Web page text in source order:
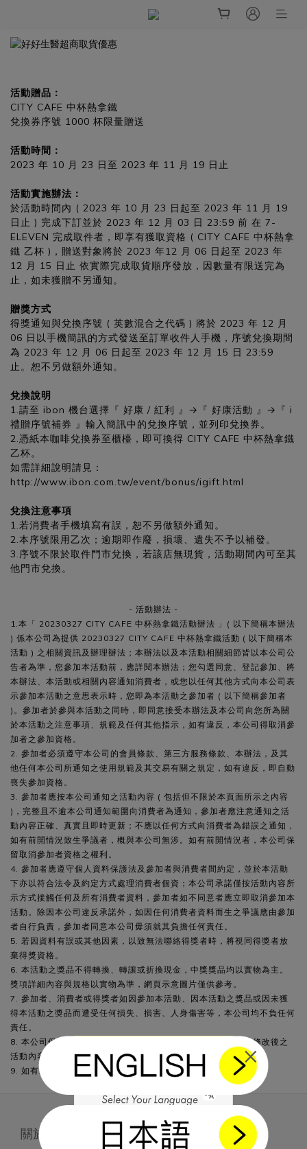
活動贈品：
CITY CAFE 中杯熱拿鐵
兌換券序號 1000 杯限量贈送
活動時間：
2023 年 10 月 23 日至 2023 年 11 月 19 日止
活動實施辦法：
於活動時間內 ( 2023 年 10 月 23 日起至 2023 年 11 月 19
日止 ) 完成下訂並於 2023 年 12 月 03 日 23:59 前 在 7-
ELEVEN 完成取件者，即享有獲取資格 ( CITY CAFE 中杯熱拿
鐵 乙杯 )，贈送對象將於 2023 年12 月 06 日起至 2023 年
12 月 15 日止 依實際完成取貨順序發放，因數量有限送完為
止，如未獲贈不另通知。
贈獎方式
得獎通知與兌換序號 ( 英數混合之代碼 ) 將於 2023 年 12 月
06 日以手機簡訊的方式發送至訂單收件人手機，序號兌換期間
為 2023 年 12 月 06 日起至 2023 年 12 月 15 日 23:59
止。恕不另做額外通知。
兌換說明
1.請至 ibon 機台選擇『 好康 / 紅利 』→『 好康活動 』→『 i
禮贈序號補券 』輸入簡訊中的兌換序號，並列印兌換券。
2.憑紙本咖啡兌換券至櫃檯，即可換得 CITY CAFE 中杯熱拿鐵
乙杯。
如需詳細說明請見：
http://www.ibon.com.tw/event/bonus/igift.html
兌換注意事項
1.若消費者手機填寫有誤，恕不另做額外通知。
2.本序號限用乙次；逾期即作廢，損壞、遺失不予以補發。
3.序號不限於取件門市兌換，若該店無現貨，活動期間內可至其
他門市兌換。
- 活動辦法 -
1.本「 20230327 CITY CAFE 中杯熱拿鐵活動辦法 」( 以下簡稱本辦法
) 係本公司為提供 20230327 CITY CAFE 中杯熱拿鐵活動 ( 以下簡稱本
活動 ) 之相關資訊及辦理辦法；本辦法以及本活動相關細節皆以本公司公
告者為準，您參加本活動前，應詳閱本辦法；您勾選同意、登記參加、將
本辦法、本活動或相關內容通知消費者，或您以任何其他方式向本公司表
示參加本活動之意思表示時，您即為本活動之參加者 ( 以下簡稱參加者
)。參加者於參與本活動之同時，即同意接受本辦法及本公司向您所為關
於本活動之注意事項、規範及任何其他指示，如有違反，本公司得取消參
加者之參加資格。
2. 參加者必須遵守本公司的會員條款、第三方服務條款、本辦法，及其
他任何本公司所通知之使用規範及其交易有關之規定，如有違反，即自動
喪失參加資格。
3. 參加者應按本公司通知之活動內容 ( 包括但不限於本頁面所示之內容
)，完整且不逾本公司通知範圍向消費者為通知，參加者應注意通知之活
動內容正確、真實且即時更新；不應以任何方式向消費者為錯誤之通知，
如有前開情況致生爭議者，概與本公司無涉。如有前開情況者，本公司保
留取消參加者資格之權利。
4. 參加者應遵守個人資料保護法及參加者與消費者間約定，並於本活動
下亦以符合法令及約定方式處理消費者個資；本公司承諾僅按活動內容所
示方式接觸任何及所有消費者資料，參加者如不同意者應立即取消參加本
活動。除因本公司違反承諾外，如因任何消費者資料而生之爭議應由參加
者自行負責，參加者同意本公司毋須就其負擔任何責任。
5. 若因資料有誤或其他因素，以致無法聯絡得獎者時，將視同得獎者放
棄得獎資格。
6. 本活動之獎品不得轉換、轉讓或折換現金，中獎獎品均以實物為主。
獎項詳細內容與規格以實物為準，網頁示意圖片僅供參考。
7. 參加者、消費者或得獎者如因參加本活動、因本活動之獎品或因未獲
得本活動之獎品而遭受任何損失、損害、人身傷害等，本公司均不負任何
責任。
8. 本公司保留隨時修改、終止、變更本活動及本辦法之權利。修改後之
活動內容或本辦法內容將於本活動網頁更新，恕不另行通知。
9. 如有未盡事宜，本公司保有調整及最終解釋之權利。
關於 好好生醫
×